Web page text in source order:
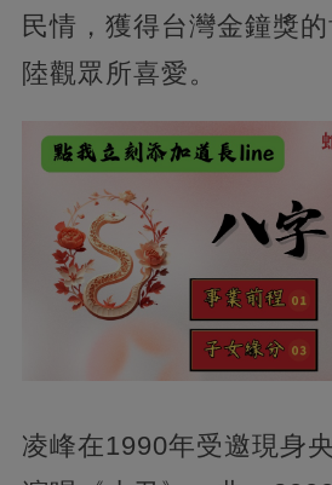
民情，獲得台灣金鐘獎
陸觀眾所喜愛。
凌峰在1990年受邀現身